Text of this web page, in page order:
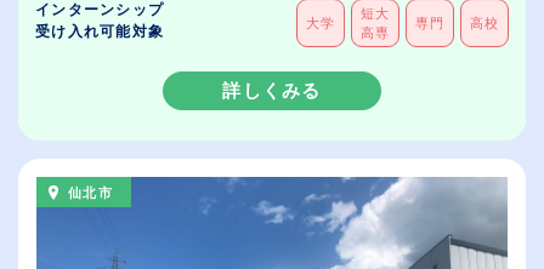
インターンシップ
受け入れ可能対象
大学
短大
高専
専門 高校
詳しくみる
仙北市